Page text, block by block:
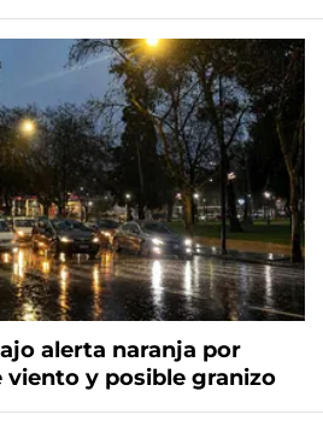
alerta naranja por
viento y posible granizo